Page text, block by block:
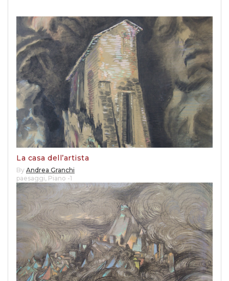
La casa dell’artista
By Andrea Granchi
paesaggi, Piano -1